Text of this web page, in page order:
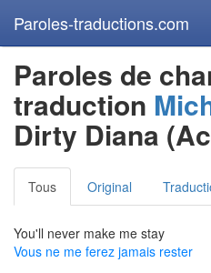
Paroles-traductions.com
Paroles de
traduction
Dirty Diana
Tous Original
You'll never make me stay
Vous ne me ferez jamais rester